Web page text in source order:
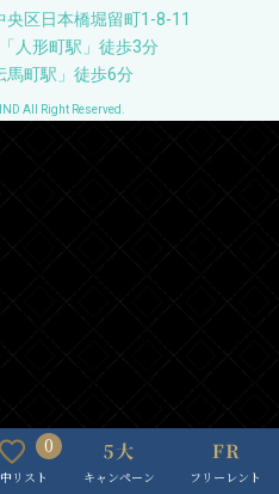
区日本橋堀留町1-8-11
人形町駅」徒歩3分
馬町駅」徒歩6分
All Right Reserved.
0
リスト キャンペーン フリーレント